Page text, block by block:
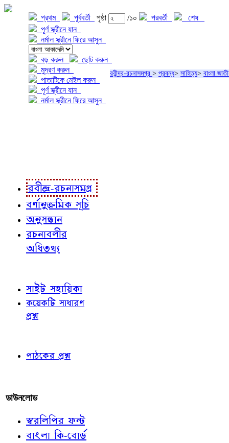
প্রথম পূর্ববর্তী পৃষ্ঠা /১০ পরবর্তী
শেষ
পূর্ণ স্ক্রীনে যান
নর্মাল স্ক্রীনে ফিরে আসুন
বড় করুন
ছোট করুন
মুদ্রণ করুন
পাতাটিকে মেইল করুন
পূর্ণ স্ক্রীনে যান
নর্মাল স্ক্রীনে ফিরে আসুন
রবীন্দ্র-রচনাসমগ্র > প্রবন্ধ> সাহিত্য> বাংলা
রবীন্দ্র-রচনাসমগ্র
বর্ণানুক্রমিক সূচি
অনুসন্ধান
রচনাবলীর
অধিতথ্য
সাইট সহায়িকা
কয়েকটি সাধারণ
প্রশ্ন
পাঠকের প্রশ্ন
ডাউনলোড
স্বরলিপির ফন্ট
বাংলা কি-বোর্ড